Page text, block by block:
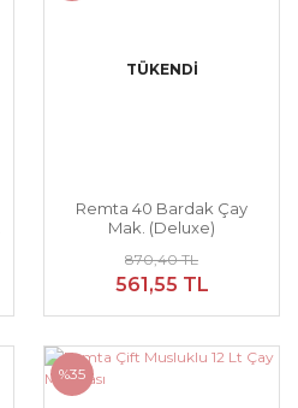
TÜKENDİ
Remta 40 Bardak Çay
Mak. (Deluxe)
870,40 TL
561,55 TL
%35